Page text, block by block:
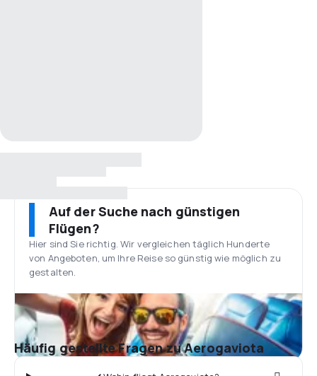
Auf der Suche nach günstigen
Flügen?
Hier sind Sie richtig. Wir vergleichen täglich Hunderte
von Angeboten, um Ihre Reise so günstig wie möglich zu
gestalten.
Häufig gestellte Fragen zu Aerogaviota